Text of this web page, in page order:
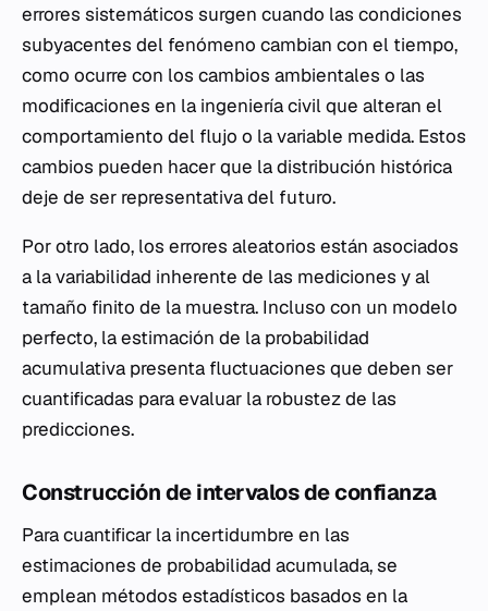
errores sistemáticos surgen cuando las condiciones
subyacentes del fenómeno cambian con el tiempo,
como ocurre con los cambios ambientales o las
modificaciones en la ingeniería civil que alteran el
comportamiento del flujo o la variable medida. Estos
cambios pueden hacer que la distribución histórica
deje de ser representativa del futuro.
Por otro lado, los errores aleatorios están asociados
a la variabilidad inherente de las mediciones y al
tamaño finito de la muestra. Incluso con un modelo
perfecto, la estimación de la probabilidad
acumulativa presenta fluctuaciones que deben ser
cuantificadas para evaluar la robustez de las
predicciones.
Construcción de intervalos de confianza
Para cuantificar la incertidumbre en las
estimaciones de probabilidad acumulada, se
emplean métodos estadísticos basados en la